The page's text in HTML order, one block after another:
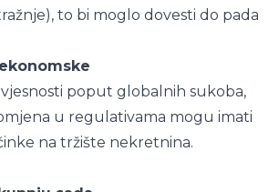
to bi moglo dovesti do pada
poput globalnih sukoba,
u regulativama mogu imati
na tržište nekretnina.